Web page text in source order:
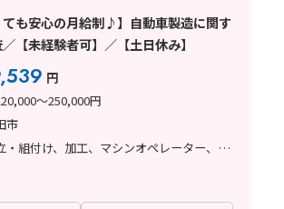
ても安心の月給制♪】自動車製造に関す
【未経験者可】／【土日休み】
円
～250,000円
市
検査、組立・組付け、加工、マシンオペレーター、クリーンルーム、清掃・洗浄、ライン作業、溶接、塗装